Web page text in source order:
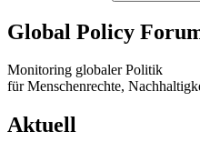
Global Policy
Monitoring globaler Politik
für Menschenrechte,
Aktuell